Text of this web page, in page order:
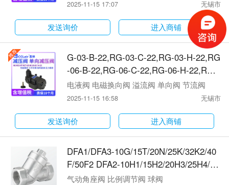
0,CV-03T-05,CV-03T-50,CV-04T-05,CV-
04T-50,CV-06T-05,CV-06T-50,CV-08T-0
5,CV-08T-50,CV-10T-05,CV-10T-50单向
阀
2025-11-15 17:07 无锡市
发送询价 进入商铺
G-03-B-22,RG-03-C-22,RG-03-H-22,RG
-06-B-22,RG-06-C-22,RG-06-H-22,RG-
10-..-22,RCG-03-B-22,RCG-03-C-22,R
CG-03-H-22,RCG-06-B-22,RCG-06-C-2
22,RT-03-C-22,RT-03-H-22,RT-06-B-22,
RT-06-C-22,RT-06-H-22,RT-10-..-22单
向减压阀
电液阀 电磁换向阀 溢流阀 单向阀 节流阀
2025-11-15 16:58 无锡市
发送询价 进入商铺
DFA1/DFA3-10G/15T/20N/25K/32K2/40
F/50F2 DFA2-10H1/15H2/20H3/25H4/32
H5/40H6/50H7/50H8DFA单向阀
气动角座阀 比例调节阀 球阀